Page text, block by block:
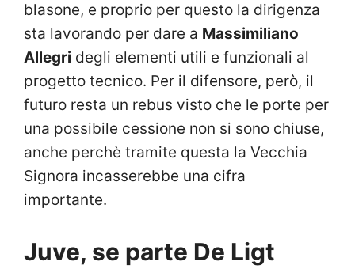
blasone, e proprio per questo la dirigenza
sta lavorando per dare a Massimiliano
Allegri degli elementi utili e funzionali al
progetto tecnico. Per il difensore, però, il
futuro resta un rebus visto che le porte per
una possibile cessione non si sono chiuse,
anche perchè tramite questa la Vecchia
Signora incasserebbe una cifra
importante.
Juve, se parte De Ligt